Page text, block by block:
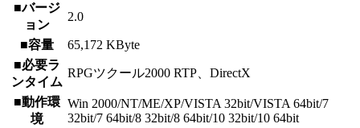
■バージ
ョン
2.0
■容量
65,172 KByte
■必要ラ
ンタイム
RPGツクール2000 RTP、DirectX
■動作環
境
Win 2000/NT/ME/XP/VISTA 32bit/VISTA 64bit/7
32bit/7 64bit/8 32bit/8 64bit/10 32bit/10 64bit